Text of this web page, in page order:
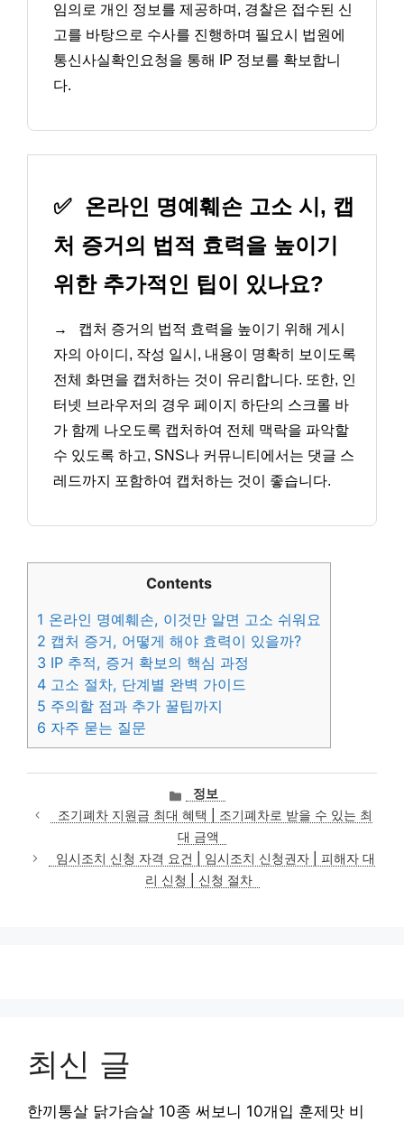
임의로 개인 정보를 제공하며, 경찰은 접수된 신
고를 바탕으로 수사를 진행하며 필요시 법원에
통신사실확인요청을 통해 IP 정보를 확보합니
다.
✅ 온라인 명예훼손 고소 시, 캡
처 증거의 법적 효력을 높이기
위한 추가적인 팁이 있나요?
→
캡처 증거의 법적 효력을 높이기 위해 게시
자의 아이디, 작성 일시, 내용이 명확히 보이도록
전체 화면을 캡처하는 것이 유리합니다. 또한, 인
터넷 브라우저의 경우 페이지 하단의 스크롤 바
가 함께 나오도록 캡처하여 전체 맥락을 파악할
수 있도록 하고, SNS나 커뮤니티에서는 댓글 스
레드까지 포함하여 캡처하는 것이 좋습니다.
Contents
1 온라인 명예훼손, 이것만 알면 고소 쉬워요
2 캡처 증거, 어떻게 해야 효력이 있을까?
3 IP 추적, 증거 확보의 핵심 과정
4 고소 절차, 단계별 완벽 가이드
5 주의할 점과 추가 꿀팁까지
6 자주 묻는 질문
카
테
고
리
정보
조기폐차 지원금 최대 혜택 | 조기폐차로 받을 수 있는 최
대 금액
임시조치 신청 자격 요건 | 임시조치 신청권자 | 피해자 대
리 신청 | 신청 절차
최신 글
한끼통살 닭가슴살 10종 써보니 10개입 훈제맛 비